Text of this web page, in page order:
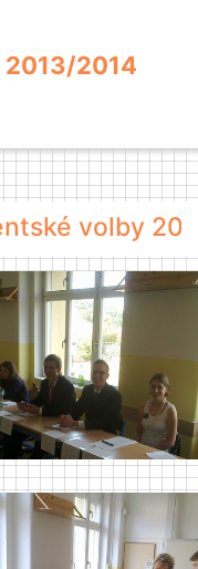
2013/2014
volby 2013